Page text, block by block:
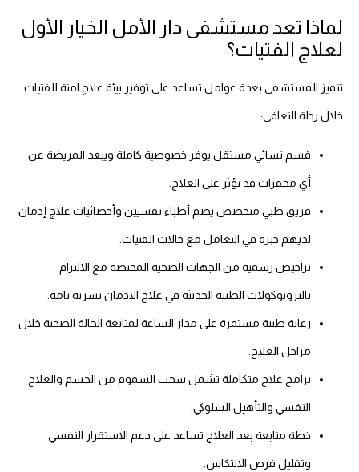
لماذا تعد مستشفى دار الأمل الخيار الأول
لعلاج الفتيات؟
تتميز المستشفى بعدة عوامل تساعد على توفير بيئة علاج امنة للفتيات
خلال رحلة التعافي:
قسم نسائي مستقل يوفر خصوصية كاملة ويبعد المريضة عن
أي محفزات قد تؤثر على العلاج.
فريق طبي متخصص يضم أطباء نفسيين وأخصائيات علاج إدمان
لديهم خبرة في التعامل مع حالات الفتيات.
تراخيص رسمية من الجهات الصحية المختصة مع الالتزام
بالبروتوكولات الطبية الحديثة في علاج الادمان بسريه تامه.
رعاية طبية مستمرة على مدار الساعة لمتابعة الحالة الصحية خلال
مراحل العلاج.
برامج علاج متكاملة تشمل سحب السموم من الجسم والعلاج
النفسي والتأهيل السلوكي.
خطة متابعة بعد العلاج تساعد على دعم الاستقرار النفسي
وتقليل فرص الانتكاس.